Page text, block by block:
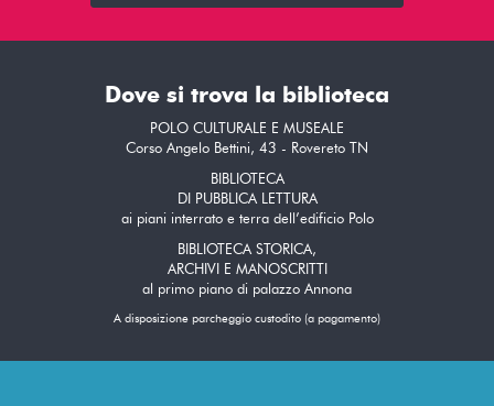
Dove si trova la biblioteca
POLO CULTURALE E MUSEALE
Corso Angelo Bettini, 43 - Rovereto TN
BIBLIOTECA
DI PUBBLICA LETTURA
ai piani interrato e terra dell’edificio Polo
BIBLIOTECA STORICA,
ARCHIVI E MANOSCRITTI
al primo piano di palazzo Annona
A disposizione parcheggio custodito (a pagamento)